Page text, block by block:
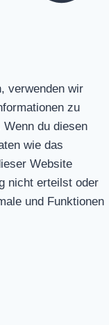
verwenden wir
zu
du diesen
wie das
Website
nicht erteilst oder
und Funktionen